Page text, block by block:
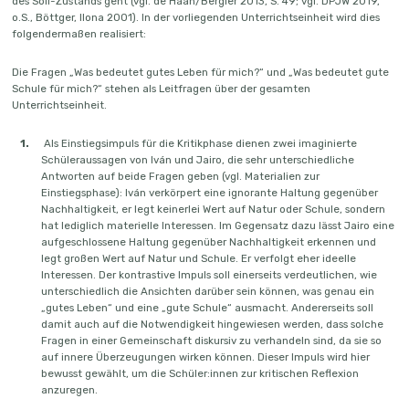
Stromversorgung als auch für die Wasserversorgung der Sanitäranlagen
dient. Zusätzlich wurde ein Filter installiert, mit dessen Hilfe das
versuchen, so viel wie möglich im Schulalltag wiederzuverwerten. „La
escuela se alimenta sola“ – „die Schule erhält sich selbst“, so lauten die
Recycling und die Nutzung von erneuerbaren Energien gestaltet. Dies ist ein
Schritt auf dem Weg zum guten Leben und zur guten Schule, dem ein hoher
gesellschaftlicher Symbolwert zukommt. Das Konzept kann
Inspirationsquelle zur Beantwortung der Fragen „Was bedeutet gutes Leben
für mich?“ und „Was bedeutet gute Schule für mich?“ sein.
o.S., Böttger, Ilona 2001). In der vorliegenden Unterrichtseinheit wird dies
folgendermaßen realisiert:
Die Fragen „Was bedeutet gutes Leben für mich?“ und „Was bedeutet gute
Schule für mich?“ stehen als Leitfragen über der gesamten
Unterrichtseinheit.
Als Einstiegsimpuls für die Kritikphase dienen zwei imaginierte
Schüleraussagen von Iván und Jairo, die sehr unterschiedliche
Antworten auf beide Fragen geben (vgl. Materialien zur
Einstiegsphase): Iván verkörpert eine ignorante Haltung gegenüber
Nachhaltigkeit, er legt keinerlei Wert auf Natur oder Schule, sondern
hat lediglich materielle Interessen. Im Gegensatz dazu lässt Jairo eine
aufgeschlossene Haltung gegenüber Nachhaltigkeit erkennen und
legt großen Wert auf Natur und Schule. Er verfolgt eher ideelle
Interessen. Der kontrastive Impuls soll einerseits verdeutlichen, wie
unterschiedlich die Ansichten darüber sein können, was genau ein
„gutes Leben“ und eine „gute Schule“ ausmacht. Andererseits soll
damit auch auf die Notwendigkeit hingewiesen werden, dass solche
Fragen in einer Gemeinschaft diskursiv zu verhandeln sind, da sie so
auf innere Überzeugungen wirken können. Dieser Impuls wird hier
bewusst gewählt, um die Schüler:innen zur kritischen Reflexion
anzuregen.